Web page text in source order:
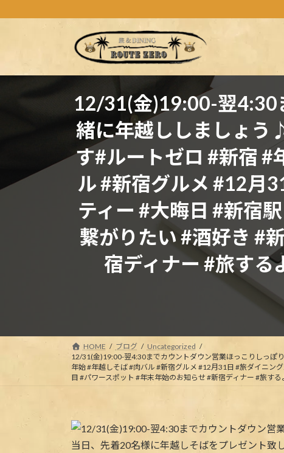
ン
ビ
12/31(金)19:00-翌4:30
緒に年越ししましょう
す#ルートゼロ #新宿 #
ル #新宿グルメ #12月
ティー #大晦日 #新宿
繋がりたい #酒好き #
宿ディナー #旅す
HOME ブログ
Uncategorized
12/31(金)19:00-翌4:30までカウントダウン営業ほっこりしっぽ
年始 #年越しそば #肉バル #新宿グルメ #12月31日 #旅ダイニン
目 #パワースポット #年末年始のお知らせ #新宿ディナー #旅